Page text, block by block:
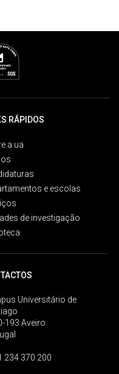
RÁPIDOS
a ua
e escolas
de investigação
Universitário de
193 Aveiro
234 370 200